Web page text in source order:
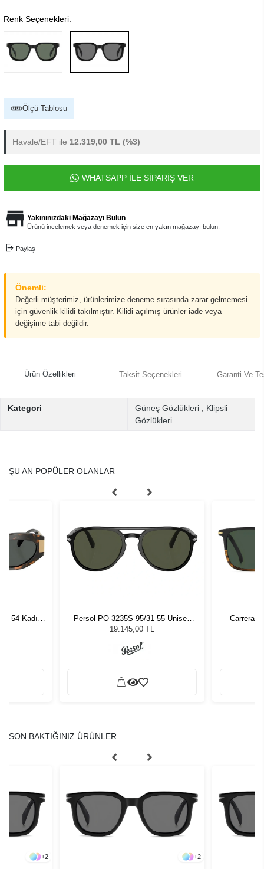
Renk Seçenekleri:
Ölçü Tablosu
Havale/EFT ile 12.319,00 TL (%3)
WHATSAPP İLE SİPARİŞ VER
Yakınınızdaki Mağazayı Bulun
Ürünü incelemek veya denemek için size en yakın mağazayı bulun.
Paylaş
Önemli:
Değerli müşterimiz, ürünlerimize deneme sırasında zarar gelmemesi
için güvenlik kilidi takılmıştır. Kilidi açılmış ürünler iade veya
değişime tabi değildir.
Ürün Özellikleri Taksit Seçenekleri Garanti Ve
Kategori Güneş Gözlükleri
Klipsli
Gözlükleri
ŞU AN POPÜLER OLANLAR
54 Kadın
Persol PO 3235S 95/31 55 Unisex
Güneş Gözlüğü
19.145,00 TL
Carrera
SON BAKTIĞINIZ ÜRÜNLER
+2 +2